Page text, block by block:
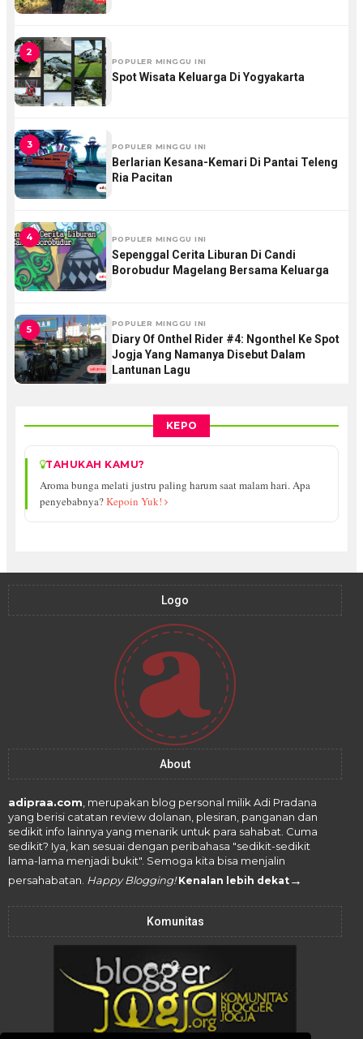
2
POPULER MINGGU INI
Spot Wisata Keluarga Di Yogyakarta
3 POPULER MINGGU INI
Berlarian Kesana-Kemari Di Pantai Teleng
Ria Pacitan
4 POPULER MINGGU INI
Sepenggal Cerita Liburan Di Candi
Borobudur Magelang Bersama Keluarga
5 POPULER MINGGU INI
Diary Of Onthel Rider #4: Ngonthel Ke Spot
Jogja Yang Namanya Disebut Dalam
Lantunan Lagu
KEPO
TAHUKAH KAMU?
Aroma bunga melati justru paling harum saat malam hari. Apa
penyebabnya?Kepoin Yuk!
Logo
About
adipraa.com , merupakan blog personal milik Adi Pradana
yang berisi catatan review dolanan, plesiran, panganan dan
sedikit info lainnya yang menarik untuk para sahabat. Cuma
sedikit? Iya, kan sesuai dengan peribahasa "sedikit-sedikit
lama-lama menjadi bukit". Semoga kita bisa menjalin
persahabatan. Happy Blogging! Kenalan lebih dekat →
Komunitas